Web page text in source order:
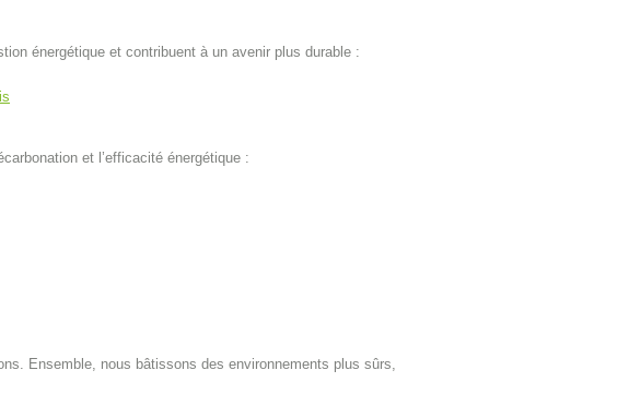
énergétique et contribuent à un avenir plus durable :
et l’efficacité énergétique :
Ensemble, nous bâtissons des environnements plus sûrs,